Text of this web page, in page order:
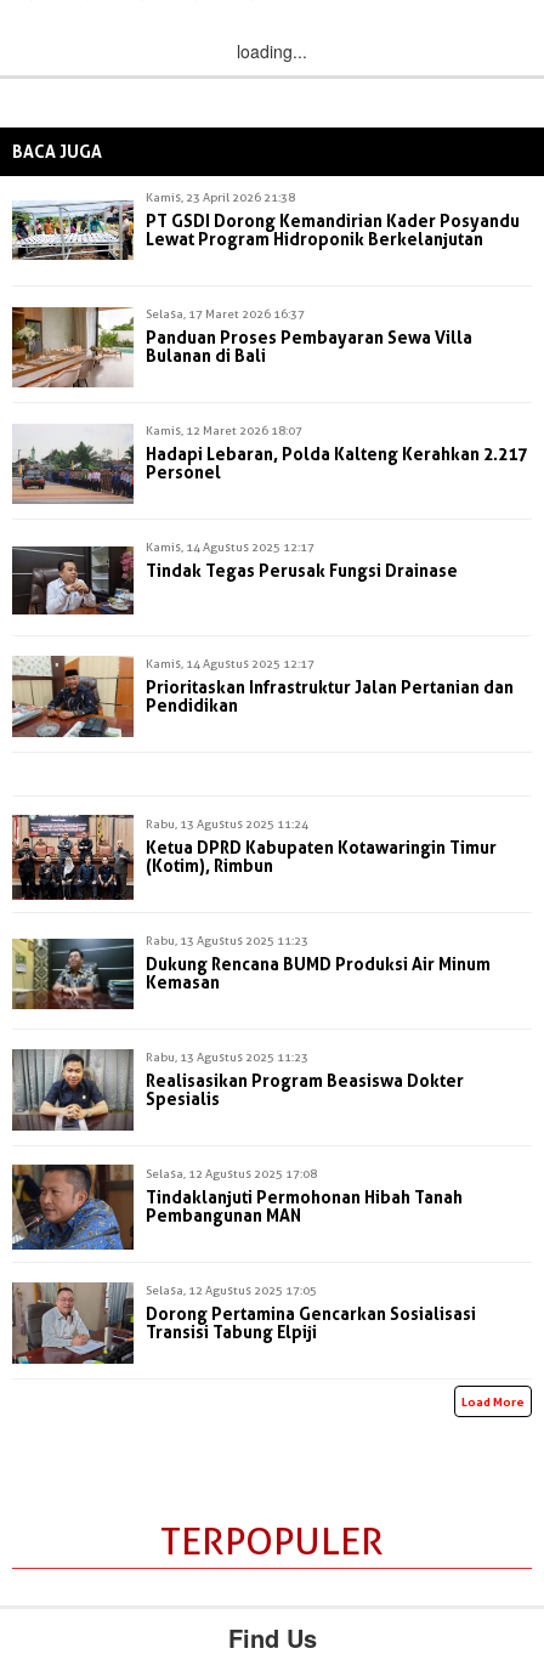
loading...
BACA JUGA
Kamis, 23 April 2026 21:38
PT GSDI Dorong Kemandirian Kader Posyandu
Lewat Program Hidroponik Berkelanjutan
Selasa, 17 Maret 2026 16:37
Panduan Proses Pembayaran Sewa Villa
Bulanan di Bali
Kamis, 12 Maret 2026 18:07
Hadapi Lebaran, Polda Kalteng Kerahkan 2.217
Personel
Kamis, 14 Agustus 2025 12:17
Tindak Tegas Perusak Fungsi Drainase
Kamis, 14 Agustus 2025 12:17
Prioritaskan Infrastruktur Jalan Pertanian dan
Pendidikan
Rabu, 13 Agustus 2025 11:24
Ketua DPRD Kabupaten Kotawaringin Timur
(Kotim), Rimbun
Rabu, 13 Agustus 2025 11:23
Dukung Rencana BUMD Produksi Air Minum
Kemasan
Rabu, 13 Agustus 2025 11:23
Realisasikan Program Beasiswa Dokter
Spesialis
Selasa, 12 Agustus 2025 17:08
Tindaklanjuti Permohonan Hibah Tanah
Pembangunan MAN
Selasa, 12 Agustus 2025 17:05
Dorong Pertamina Gencarkan Sosialisasi
Transisi Tabung Elpiji
Load More
TERPOPULER
Find Us